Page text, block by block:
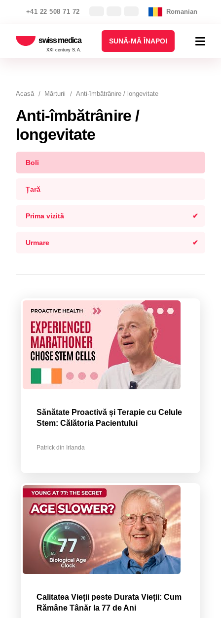
+41 22 508 71 72 Romanian
swiss medica
XXI century S.A.
SUNĂ-MĂ ÎNAPOI
Acasă Mărturii Anti-îmbătrânire / longevitate
Anti-îmbătrânire /
longevitate
Boli
Țară
Prima vizită
Urmare
Sănătate Proactivă și Terapie cu Celule
Stem: Călătoria Pacientului
Patrick din Irlanda
Calitatea Vieții peste Durata Vieții: Cum
Rămâne Tânăr la 77 de Ani